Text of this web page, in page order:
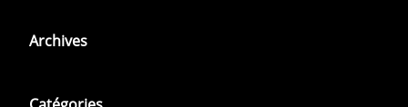
Archives